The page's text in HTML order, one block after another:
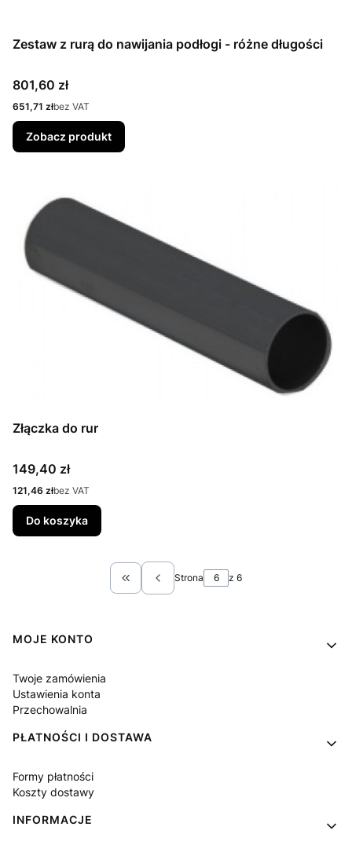
Zestaw z rurą do nawijania podłogi - różne długości
Cena
801,60 zł
Cena
651,71 złbez VAT
Zobacz produkt
Złączka do rur
Cena
149,40 zł
Cena
121,46 złbez VAT
Do koszyka
Wróć do pierwszej strony z produktami
Strona z 6
Linki w stopce
MOJE KONTO
Twoje zamówienia
Ustawienia konta
Przechowalnia
PŁATNOŚCI I DOSTAWA
Formy płatności
Koszty dostawy
INFORMACJE